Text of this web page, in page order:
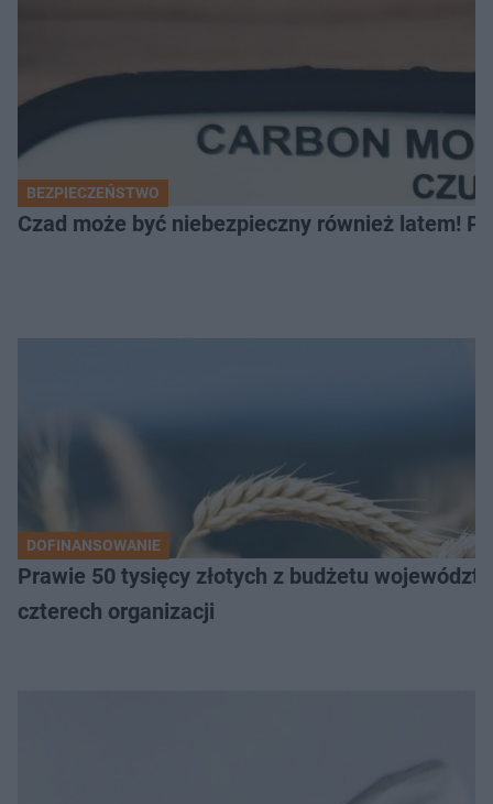
BEZPIECZEŃSTWO
Czad może być niebezpieczny również latem!
DOFINANSOWANIE
Prawie 50 tysięcy złotych z budżetu
czterech organizacji